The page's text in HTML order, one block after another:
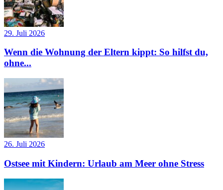
29. Juli 2026
Wenn die Wohnung der Eltern kippt: So hilfst du,
ohne...
26. Juli 2026
Ostsee mit Kindern: Urlaub am Meer ohne Stress